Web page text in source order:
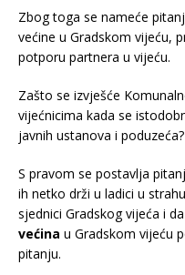
Zbog toga se nameće
većine u Gradskom vijeću,
potporu partnera u vijeću.
Zašto se izvješće
vijećnicima kada se
javnih ustanova i poduzeća?
S pravom se postavlja
ih netko drži u ladici u
sjednici Gradskog vijeća i
većina u Gradskom vijeću
pitanju.